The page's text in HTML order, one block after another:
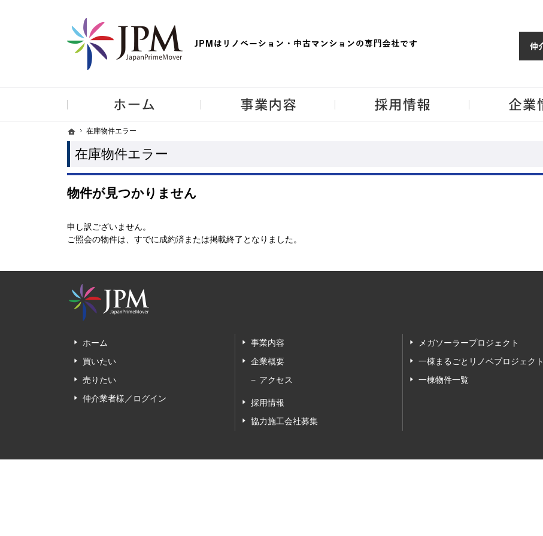
ホーム
在庫物件エラー
在庫物件エラー
物件が見つかりません
申し訳ございません。
ご照会の物件は、すでに成約済または掲載終了となりました。
ホーム
買いたい
売りたい
仲介業者様／ログイン
事業内容
企業概要
アクセス
採用情報
協力施工会社募集
メガソーラープロジェクト
一棟まるごとリノベプロジェクト
一棟物件一覧
ホーム
在庫物件エラー